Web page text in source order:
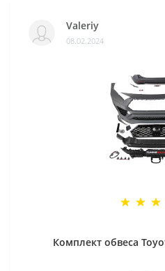
Valeriy
08.02.2024
Комплект обвеса